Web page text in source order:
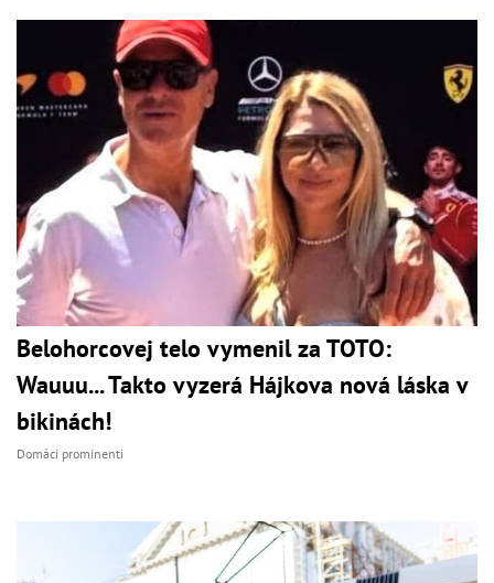
Belohorcovej telo vymenil za TOTO:
Wauuu... Takto vyzerá Hájkova nová láska v
bikinách!
Domáci prominenti